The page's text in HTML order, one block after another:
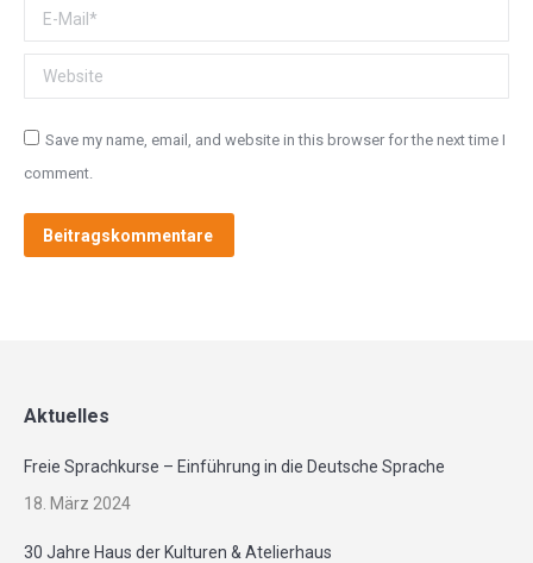
E-Mail *
Website
Save my name, email, and website in this browser for the next time I
comment.
Beitragskommentare
Aktuelles
Freie Sprachkurse – Einführung in die Deutsche Sprache
18. März 2024
30 Jahre Haus der Kulturen & Atelierhaus